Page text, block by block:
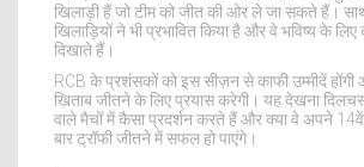
खिलाड़ी हैं जो टीम को जीत की ओर ले जा सकते हैं।
खिलाड़ियों ने भी प्रभावित किया है और वे भविष्य के लिए
दिखाते हैं।
RCB के प्रशंसकों को इस सीज़न से काफी उम्मीदें होंगी
खिताब जीतने के लिए प्रयास करेगी। यह देखना
वाले मैचों में कैसा प्रदर्शन करते हैं और क्या वे अपने
बार ट्रॉफी जीतने में सफल हो पाएंगे।